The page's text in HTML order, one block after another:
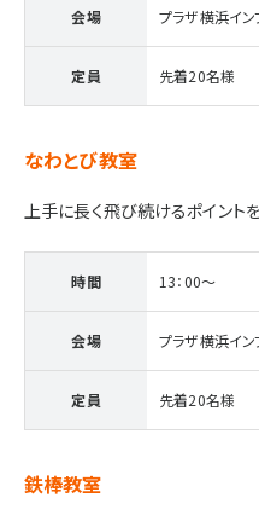
会場 プラザ横浜イン
定員 先着20名様
なわとび教室
上手に長く飛び続けるポイントを
時間 13：00～
会場 プラザ横浜イン
定員 先着20名様
鉄棒教室
House Maker
社 55棟